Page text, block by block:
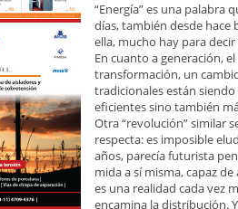
“Energía” es una palabra
días, también desde hace
ella, mucho hay para
En cuanto a generación,
transformación, un
tradicionales están
eficientes sino también
Otra “revolución” similar
respecta: es imposible
años, parecía futurista
mida a sí misma, capaz
es una realidad cada vez
encamina la distribución.